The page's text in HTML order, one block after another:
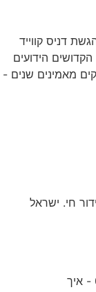
- 06:57 סדרה בהגשת דניס קווייד
הידועים
מאמינים שנים -
שידור חי. ישראל